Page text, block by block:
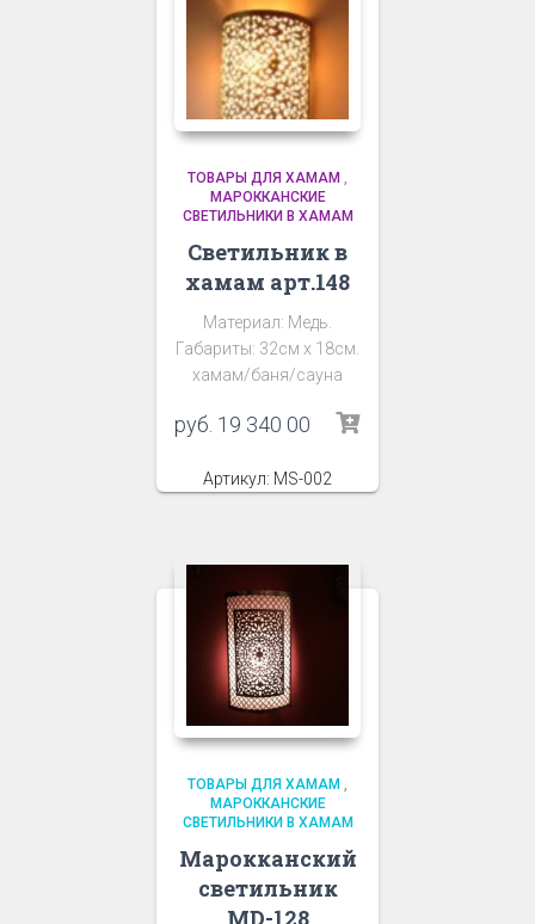
ТОВАРЫ ДЛЯ ХАМАМ ,
МАРОККАНСКИЕ
СВЕТИЛЬНИКИ В ХАМАМ
Светильник в
хамам арт.148
Материал: Медь.
Габариты: 32см х 18см.
хамам/баня/сауна
руб. 19 340 00
Артикул: MS-002
ТОВАРЫ ДЛЯ ХАМАМ ,
МАРОККАНСКИЕ
СВЕТИЛЬНИКИ В ХАМАМ
Марокканский
светильник
MD-128